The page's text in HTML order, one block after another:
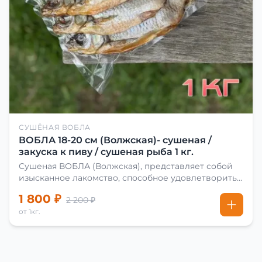
СУШЁНАЯ ВОБЛА
ВОБЛА 18-20 см (Волжская)- сушеная /
закуска к пиву / сушеная рыба 1 кг.
Сушеная ВОБЛА (Волжская), представляет собой
изысканное лакомство, способное удовлетворить
сделать вяленую воблу, её сначала хорошо солят.
Для этого используют старые рецепты и
современные способы. Благодаря этому рыба
1 800 ₽ 2 200 ₽
от 1кг.